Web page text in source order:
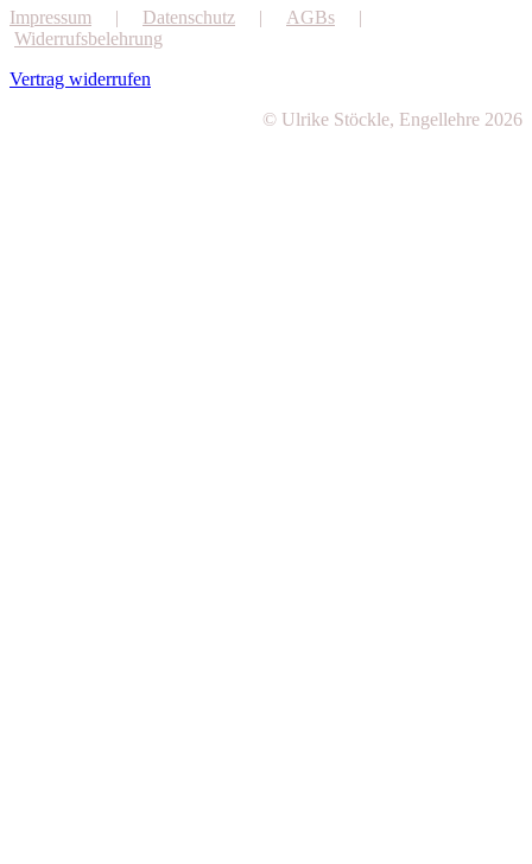
Impressum | Datenschutz | AGBs |
Widerrufsbelehrung
Vertrag widerrufen
© Ulrike Stöckle, Engellehre 2026